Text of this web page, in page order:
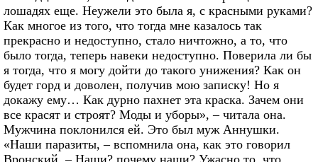
лошадях еще. Неужели это была я, с красными руками?
Как многое из того, что тогда мне казалось так
прекрасно и недоступно, стало ничтожно, а то, что
было тогда, теперь навеки недоступно. Поверила ли бы
я тогда, что я могу дойти до такого унижения? Как он
будет горд и доволен, получив мою записку! Но я
докажу ему… Как дурно пахнет эта краска. Зачем они
все красят и строят? Моды и уборы», – читала она.
Мужчина поклонился ей. Это был муж Аннушки.
«Наши паразиты, – вспомнила она, как это говорил
Вронский. – Наши? почему наши? Ужасно то, что